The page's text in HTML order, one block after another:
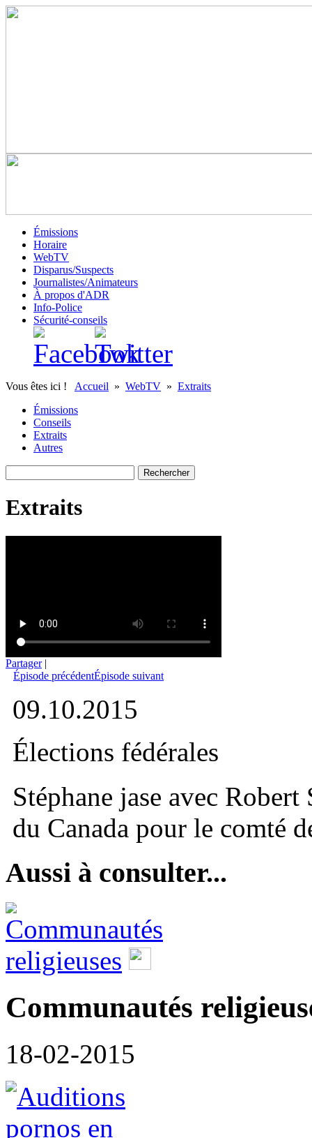
Émissions
Horaire
WebTV
Disparus/Suspects
Journalistes/Animateurs
À propos d'ADR
Info-Police
Sécurité-conseils
Vous êtes ici ! Accueil » WebTV » Extraits
Émissions
Conseils
Extraits
Autres
Extraits
Partager |
Épisode précédentÉpisode suivant
09.10.2015
Élections fédérales
Stéphane jase avec
du Canada pour le comté
Aussi à consulter...
Communautés
18-02-2015